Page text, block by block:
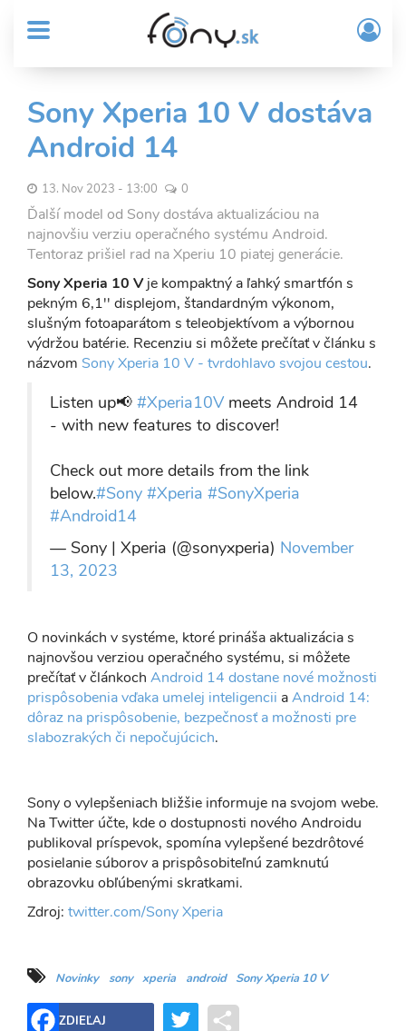
obsah
MENU
Sub
Header
menu
User
account
menu
/
Sony Xperia 10 V dostáva
Android 14
13. Nov 2023 - 13:00 0
Ďalší model od Sony dostáva aktualizáciou na
najnovšiu verziu operačného systému Android.
Tentoraz prišiel rad na Xperiu 10 piatej generácie.
Sony Xperia 10 Vje kompaktný a ľahký smartfón s
pekným 6,1'' displejom, štandardným výkonom,
slušným fotoaparátom s teleobjektívom a výbornou
výdržou batérie. Recenziu si môžete prečítať v článku s
názvom Sony Xperia 10 V - tvrdohlavo svojou cestou.
Listen up📢 #Xperia10V meets Android 14
- with new features to discover!
Check out more details from the link
below.#Sony #Xperia #SonyXperia
#Android14
— Sony | Xperia (@sonyxperia) November
13, 2023
O novinkách v systéme, ktoré prináša aktualizácia s
najnovšou verziou operačného systému, si môžete
prečítať v článkoch Android 14 dostane nové možnosti
prispôsobenia vďaka umelej inteligencii aAndroid 14:
dôraz na prispôsobenie, bezpečnosť a možnosti pre
slabozrakých či nepočujúcich.
Sony o vylepšeniach bližšie informuje na svojom webe.
Na Twitter účte, kde o dostupnosti nového Androidu
publikoval príspevok, spomína vylepšené bezdrôtové
posielanie súborov a prispôsobiteľnú zamknutú
obrazovku obľúbenými skratkami.
Zdroj: twitter.com/Sony Xperia
Novinky sony xperia android Sony Xperia 10 V
ZDIEĽAJ Twitter